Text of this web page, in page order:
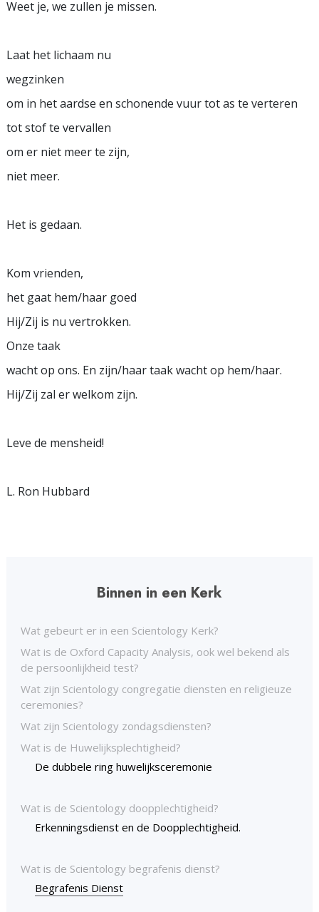
Weet je, we zullen je missen.
Laat het lichaam nu
wegzinken
om in het aardse en schonende vuur tot as te verteren
tot stof te vervallen
om er niet meer te zijn,
niet meer.
Het is gedaan.
Kom vrienden,
het gaat hem/haar goed
Hij/Zij is nu vertrokken.
Onze taak
wacht op ons. En zijn/haar taak wacht op hem/haar.
Hij/Zij zal er welkom zijn.
Leve de mensheid!
L. Ron Hubbard
Binnen in een Kerk
Wat gebeurt er in een Scientology Kerk?
Wat is de Oxford Capacity Analysis, ook wel bekend als
de persoonlijkheid test?
Wat zijn Scientology congregatie diensten en religieuze
ceremonies?
Wat zijn Scientology zondagsdiensten?
Wat is de Huwelijksplechtigheid?
De dubbele ring huwelijksceremonie
Wat is de Scientology doopplechtigheid?
Erkenningsdienst en de Doopplechtigheid.
Wat is de Scientology begrafenis dienst?
Begrafenis Dienst